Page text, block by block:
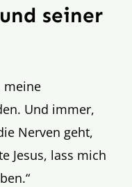
seiner
meine
Und immer,
Nerven geht,
Jesus, lass mich